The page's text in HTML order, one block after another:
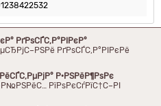
РґРѕСЃС‚Р°РІРєР°
РґРѕСЃС‚Р°РІРєРё
Р·РЅРёР¶РѕРє
РїРѕРєСѓРїС†С–РІ